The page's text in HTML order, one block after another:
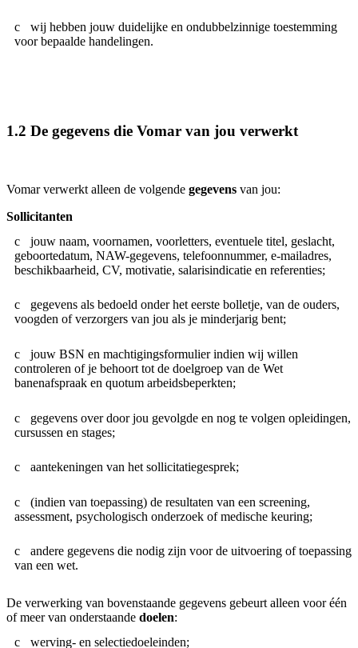
wij hebben jouw duidelijke en ondubbelzinnige toestemming
voor bepaalde handelingen.
1.2 De gegevens die Vomar van jou verwerkt
Vomar verwerkt alleen de volgende gegevens van jou:
Sollicitanten
jouw naam, voornamen, voorletters, eventuele titel, geslacht,
geboortedatum, NAW-gegevens, telefoonnummer, e-mailadres,
beschikbaarheid, CV, motivatie, salarisindicatie en referenties;
gegevens als bedoeld onder het eerste bolletje, van de ouders,
voogden of verzorgers van jou als je minderjarig bent;
jouw BSN en machtigingsformulier indien wij willen
controleren of je behoort tot de doelgroep van de Wet
banenafspraak en quotum arbeidsbeperkten;
gegevens over door jou gevolgde en nog te volgen opleidingen,
cursussen en stages;
aantekeningen van het sollicitatiegesprek;
(indien van toepassing) de resultaten van een screening,
assessment, psychologisch onderzoek of medische keuring;
andere gegevens die nodig zijn voor de uitvoering of toepassing
van een wet.
De verwerking van bovenstaande gegevens gebeurt alleen voor één
of meer van onderstaande doelen:
werving- en selectiedoeleinden;